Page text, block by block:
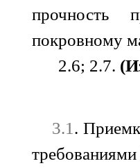
прочность
покровному
2.6; 2.7.
3.1 .
требованиями